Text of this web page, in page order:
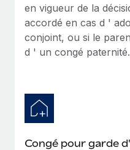
en vigueur de la
accordé en cas d '
conjoint, ou si le
d ' un congé paternité.
Congé pour garde